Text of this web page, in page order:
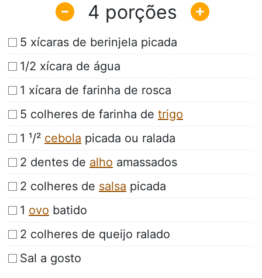
4
5 xícaras de berinjela picada
1/2 xícara de água
1 xícara de farinha de rosca
5 colheres de farinha de trigo
1 ¹/² cebola picada ou ralada
2 dentes de alho amassados
2 colheres de salsa picada
1 ovo batido
2 colheres de queijo ralado
Sal a gosto